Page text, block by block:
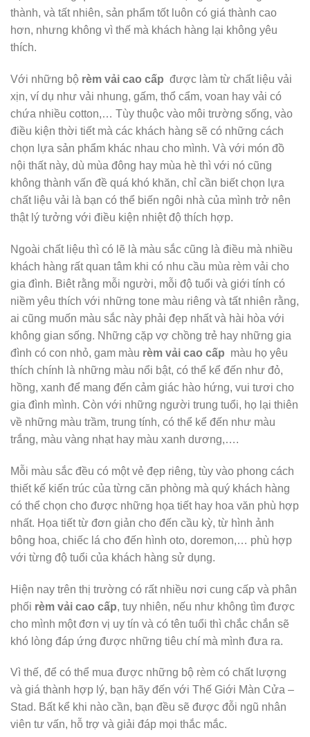
thành, và tất nhiên, sản phẩm tốt luôn có giá thành cao
hơn, nhưng không vì thế mà khách hàng lại không yêu
thích.
Với những bộ rèm vải cao cấp được làm từ chất liệu vải
xịn, ví dụ như vải nhung, gấm, thổ cẩm, voan hay vải có
chứa nhiều cotton,… Tùy thuộc vào môi trường sống, vào
điều kiện thời tiết mà các khách hàng sẽ có những cách
chọn lựa sản phẩm khác nhau cho mình. Và với món đồ
nội thất này, dù mùa đông hay mùa hè thì với nó cũng
không thành vấn đề quá khó khăn, chỉ cần biết chọn lựa
chất liệu vải là bạn có thể biến ngôi nhà của mình trở nên
thật lý tưởng với điều kiện nhiệt độ thích hợp.
Ngoài chất liệu thì có lẽ là màu sắc cũng là điều mà nhiều
khách hàng rất quan tâm khi có nhu cầu mùa rèm vải cho
gia đình. Biêt rằng mỗi người, mỗi độ tuổi và giới tính có
niềm yêu thích với những tone màu riêng và tất nhiên rằng,
ai cũng muốn màu sắc này phải đẹp nhất và hài hòa với
không gian sống. Những cặp vợ chồng trẻ hay những gia
đình có con nhỏ, gam màu rèm vải cao cấp màu họ yêu
thích chính là những màu nổi bật, có thể kể đến như đỏ,
hồng, xanh để mang đến cảm giác hào hứng, vui tươi cho
gia đình mình. Còn với những người trung tuổi, họ lại thiên
về những màu trầm, trung tính, có thể kể đến như màu
trắng, màu vàng nhạt hay màu xanh dương,….
Mỗi màu sắc đều có một vẻ đẹp riêng, tùy vào phong cách
thiết kế kiến trúc của từng căn phòng mà quý khách hàng
có thể chọn cho được những họa tiết hay hoa văn phù hợp
nhất. Họa tiết từ đơn giản cho đến cầu kỳ, từ hình ảnh
bông hoa, chiếc lá cho đến hình oto, doremon,… phù hợp
với từng độ tuổi của khách hàng sử dụng.
Hiện nay trên thị trường có rất nhiều nơi cung cấp và phân
phối rèm vải cao cấp, tuy nhiên, nếu như không tìm được
cho mình một đơn vị uy tín và có tên tuổi thì chắc chắn sẽ
khó lòng đáp ứng được những tiêu chí mà mình đưa ra.
Vì thế, để có thể mua được những bộ rèm có chất lượng
và giá thành hợp lý, bạn hãy đến với Thế Giới Màn Cửa –
Stad. Bất kể khi nào cần, bạn đều sẽ được đỗi ngũ nhân
viên tư vấn, hỗ trợ và giải đáp mọi thắc mắc.